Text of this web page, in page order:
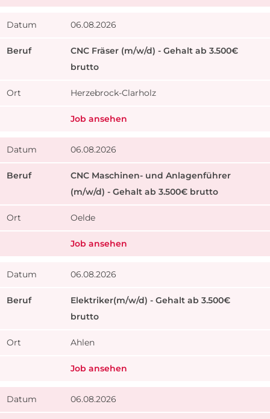
06.08.2026
CNC Fräser (m/w/d) - Gehalt ab 3.500€
brutto
Herzebrock-Clarholz
Job ansehen
06.08.2026
CNC Maschinen- und Anlagenführer
(m/w/d) - Gehalt ab 3.500€ brutto
Oelde
Job ansehen
06.08.2026
Elektriker(m/w/d) - Gehalt ab 3.500€
brutto
Ahlen
Job ansehen
06.08.2026